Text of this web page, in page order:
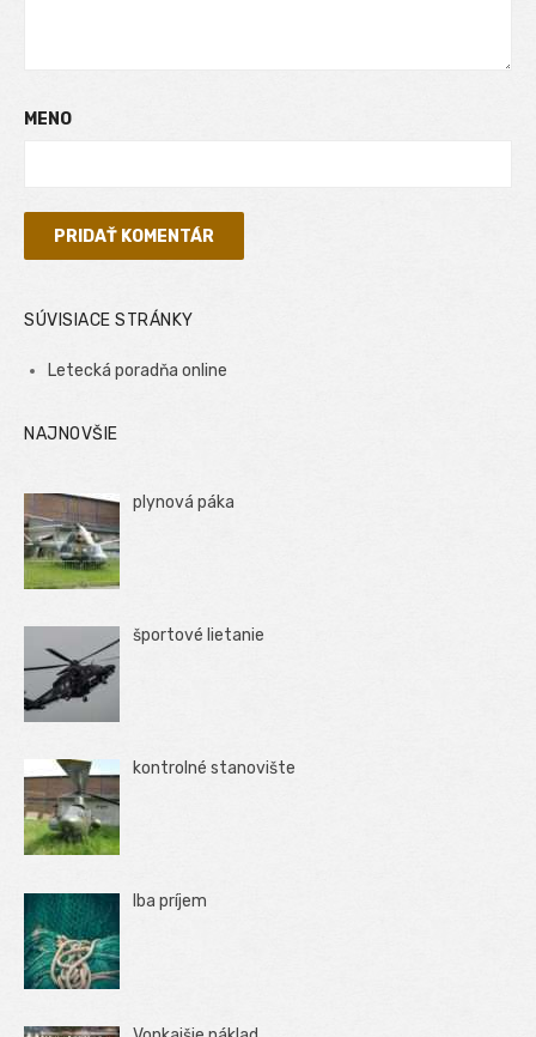
MENO
SÚVISIACE STRÁNKY
Letecká poradňa online
NAJNOVŠIE
plynová páka
športové lietanie
kontrolné stanovište
Iba príjem